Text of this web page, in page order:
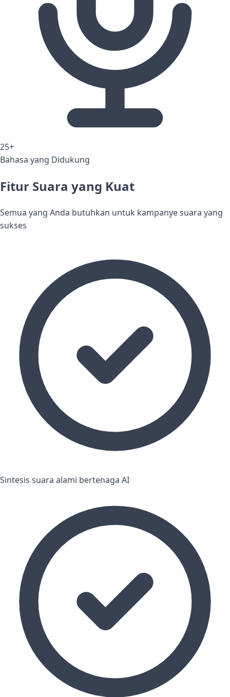
25+
Bahasa yang Didukung
Fitur Suara yang Kuat
Semua yang Anda butuhkan untuk kampanye suara yang
sukses
Sintesis suara alami bertenaga AI